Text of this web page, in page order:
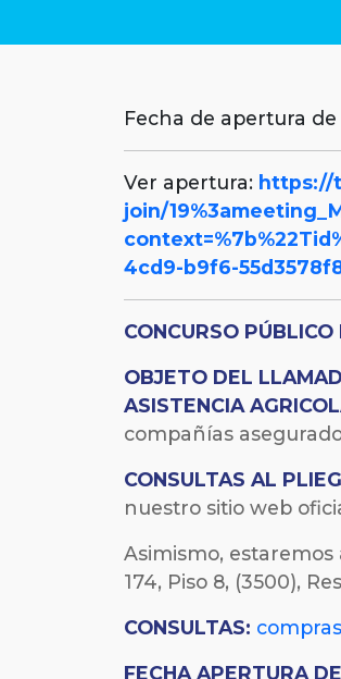
Fecha de apertura de
Ver apertura: https://
join/
4cd9-b9f6-
CONCURSO
OBJETO DEL
ASISTENCIA
compañías
CONSULTAS AL
nuestro sitio web
Asimismo,
174, Piso 8, (3500),
CONSULTAS:
FECHA APERTURA